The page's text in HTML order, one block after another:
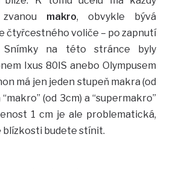
makro, obvykle bývá
čtyřcestného voliče – po zapnutí
na této stránce byly
Ixus 80IS anebo Olympusem
má jen jeden stupeň makra (od
(od 3cm) a “supermakro”
1 cm je ale problematická,
blízkosti budete stínit.